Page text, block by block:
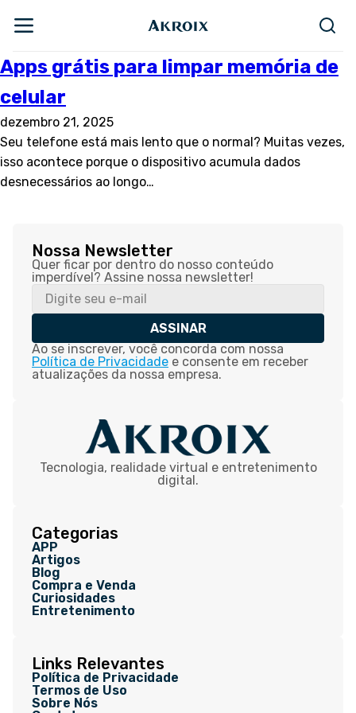
Apps grátis para limpar memória de
celular
dezembro 21, 2025
Seu telefone está mais lento que o normal? Muitas vezes,
isso acontece porque o dispositivo acumula dados
desnecessários ao longo…
Nossa Newsletter
Quer ficar por dentro do nosso conteúdo
imperdível? Assine nossa newsletter!
ASSINAR
Ao se inscrever, você concorda com nossa
Política de Privacidade e consente em receber
atualizações da nossa empresa.
Tecnologia, realidade virtual e entretenimento
digital.
Categorias
APP
Artigos
Blog
Compra e Venda
Curiosidades
Entretenimento
Links Relevantes
Política de Privacidade
Termos de Uso
Sobre Nós